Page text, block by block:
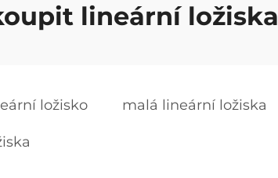
lineární ložiska
ložisko malá lineární ložiska